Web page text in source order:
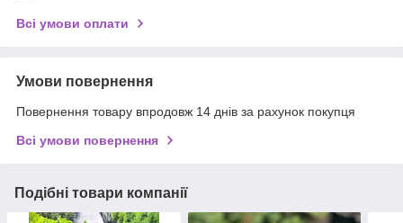
Всі умови оплати
Умови повернення
Повернення товару впродовж 14 днів за рахунок покупця
Всі умови повернення
Подібні товари компанії